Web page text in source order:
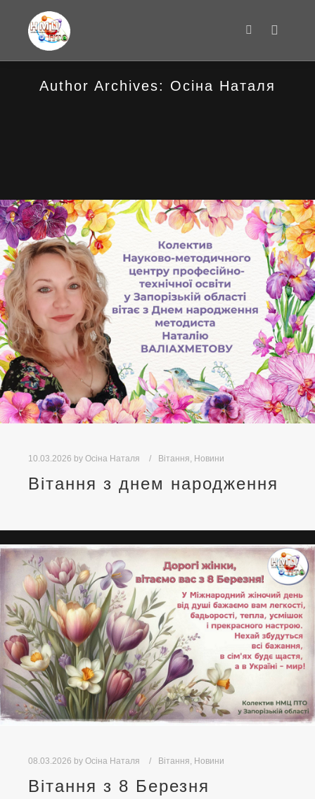
Author Archives: Осіна Наталя
10.03.2026 by Осіна Наталя Вітання Новини
Вітання з днем народження
08.03.2026 by Осіна Наталя Вітання Новини
Вітання з 8 Березня